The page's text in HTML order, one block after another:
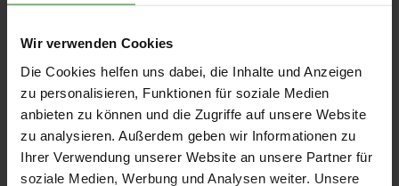
Wir verwenden Cookies
Die Cookies helfen uns dabei, die Inhalte und Anzeigen
zu personalisieren, Funktionen für soziale Medien
anbieten zu können und die Zugriffe auf unsere Website
zu analysieren. Außerdem geben wir Informationen zu
Ihrer Verwendung unserer Website an unsere Partner für
soziale Medien, Werbung und Analysen weiter. Unsere
22008